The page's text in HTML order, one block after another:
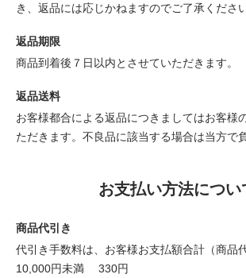
き、返品には応じかねますのでご了承ください
返品期限
商品到着後７日以内とさせていただきます。
返品送料
お客様都合による返品につきましてはお客様
ただきます。不良品に該当する場合は当方で
お支払い方法につい
商品代引き
代引き手数料は、お客様お支払額合計（商品
10,000円未満 330円